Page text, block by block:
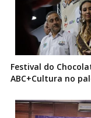
Festival do
ABC+Cultura no